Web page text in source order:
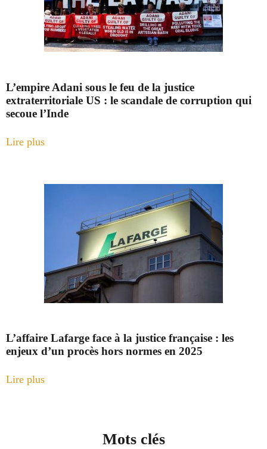
L’empire Adani sous le feu de la justice
extraterritoriale US : le scandale de corruption qui
secoue l’Inde
Lire plus
L’affaire Lafarge face à la justice française : les
enjeux d’un procès hors normes en 2025
Lire plus
Mots clés